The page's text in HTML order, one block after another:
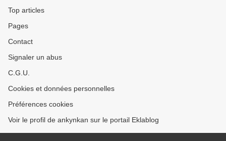
Top articles
Pages
Contact
Signaler un abus
C.G.U.
Cookies et données personnelles
Préférences cookies
Voir le profil de ankynkan sur le portail Eklablog